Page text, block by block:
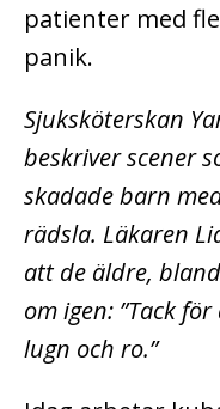
patienter med
panik.
Sjuksköterskan
beskriver scener
skadade barn
rädsla. Läkaren
att de äldre,
om igen: ”Tack
lugn och ro.”